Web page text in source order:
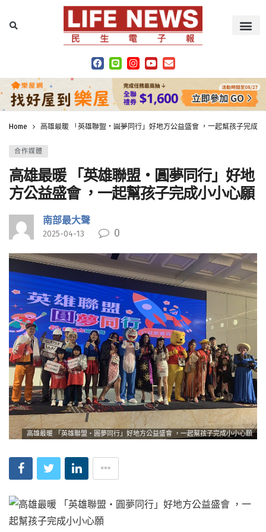
Home 高雄最暖 「英雄聯盟・圓夢同行」好地方公益盛會 ，一起幫孩子完成
合作媒體
高雄最暖 「英雄聯盟・圓夢同行」好地
方公益盛會 ，一起幫孩子完成小小心願
南部最大聲
2025-04-13 0
高雄最暖 「英雄聯盟・圓夢同行」好地方公益盛會 ，一起幫孩子完成小小心願